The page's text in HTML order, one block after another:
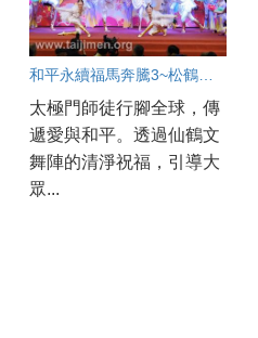
和平永續福馬奔騰3~松鶴同春福滿人間
太極門師徒行腳全球，傳
遞愛與和平。透過仙鶴文
舞陣的清淨祝福，引導大
眾...